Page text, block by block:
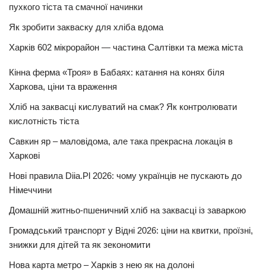
пухкого тіста та смачної начинки
Як зробити закваску для хліба вдома
Харків 602 мікрорайон — частина Салтівки та межа міста
Кінна ферма «Троя» в Бабаях: катання на конях біля
Харкова, ціни та враження
Хліб на заквасці кислуватий на смак? Як контролювати
кислотність тіста
Савкин яр – маловідома, але така прекрасна локація в
Харкові
Нові правила Diia.Pl 2026: чому українців не пускають до
Німеччини
Домашній житньо-пшеничний хліб на заквасці із заваркою
Громадський транспорт у Відні 2026: ціни на квитки, проїзні,
знижки для дітей та як зекономити
Нова карта метро – Харків з нею як на долоні